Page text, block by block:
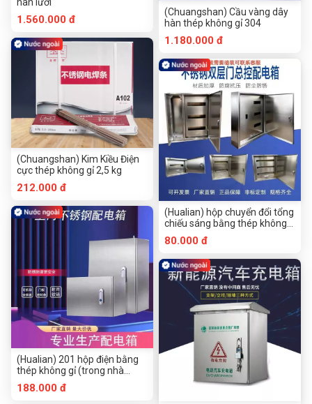
1.560.000 đ
(Chuangshan) Kim Kiều Điện
cực thép không gỉ 2,5 kg
212.000 đ
(Hualian) 201 hộp điện bằng
thép không gỉ (trong nhà
phẳng)
188.000 đ
(Chuangshan) Cầu vàng dây
hàn thép không gỉ 304
1.180.000 đ
(Hualian) hộp chuyển đổi tổng
chiếu sáng bằng thép không
gỉ
80.000 đ